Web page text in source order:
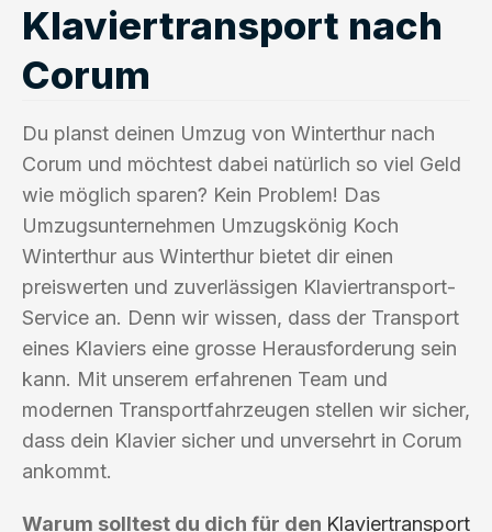
Klaviertransport nach
Corum
Du planst deinen Umzug von Winterthur nach
Corum und möchtest dabei natürlich so viel Geld
wie möglich sparen? Kein Problem! Das
Umzugsunternehmen Umzugskönig Koch
Winterthur aus Winterthur bietet dir einen
preiswerten und zuverlässigen Klaviertransport-
Service an. Denn wir wissen, dass der Transport
eines Klaviers eine grosse Herausforderung sein
kann. Mit unserem erfahrenen Team und
modernen Transportfahrzeugen stellen wir sicher,
dass dein Klavier sicher und unversehrt in Corum
ankommt.
Warum solltest du dich für den Klaviertransport